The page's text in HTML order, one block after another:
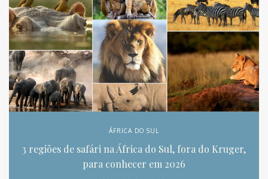
ÁFRICA DO SUL
3 regiões de safári na África do Sul, fora do Kruger,
para conhecer em 2026